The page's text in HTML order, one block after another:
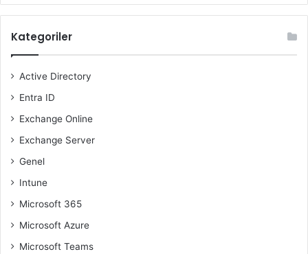
Kategoriler
Active Directory
Entra ID
Exchange Online
Exchange Server
Genel
Intune
Microsoft 365
Microsoft Azure
Microsoft Teams